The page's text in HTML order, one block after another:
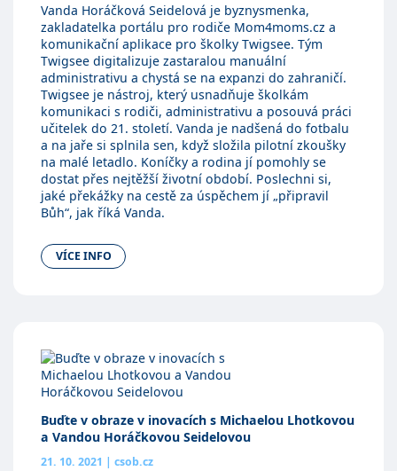
Vanda Horáčková Seidelová je byznysmenka,
zakladatelka portálu pro rodiče Mom4moms.cz a
komunikační aplikace pro školky Twigsee. Tým
Twigsee digitalizuje zastaralou manuální
administrativu a chystá se na expanzi do zahraničí.
Twigsee je nástroj, který usnadňuje školkám
komunikaci s rodiči, administrativu a posouvá práci
učitelek do 21. století. Vanda je nadšená do fotbalu
a na jaře si splnila sen, když složila pilotní zkoušky
na malé letadlo. Koníčky a rodina jí pomohly se
dostat přes nejtěžší životní období. Poslechni si,
jaké překážky na cestě za úspěchem jí „připravil
Bůh“, jak říká Vanda.
VÍCE INFO
Buďte v obraze v inovacích s Michaelou Lhotkovou
a Vandou Horáčkovou Seidelovou
21. 10. 2021 | csob.cz